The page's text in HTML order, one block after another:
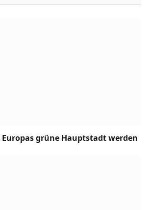
grüne Hauptstadt werden